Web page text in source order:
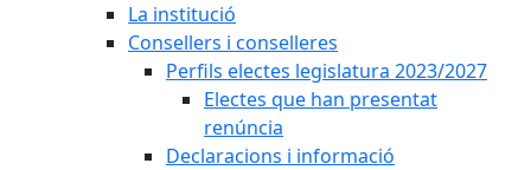
La institució
Consellers i conselleres
Perfils electes legislatura 2023/2027
Electes que han presentat
renúncia
Declaracions i informació